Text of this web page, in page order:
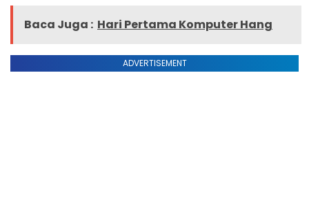
Baca Juga : Hari Pertama Komputer Hang
ADVERTISEMENT